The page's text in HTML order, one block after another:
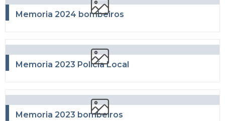
Memoria 2024 bombeiros
Memoria 2023 Policía Local
Memoria 2023 bombeiros